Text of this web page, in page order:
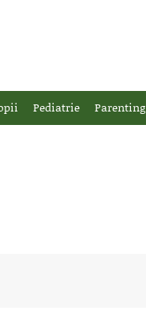
Pediatrie Parenting